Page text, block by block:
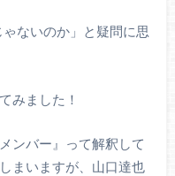
ないのか」と疑問に思
みました！
ンバー』って解釈して
まいますが、山口達也